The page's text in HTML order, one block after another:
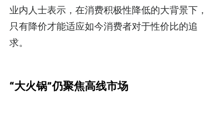
业内人士表示，在消费积极性降低的大背景下，
只有降价才能适应如今消费者对于性价比的追
求。
“大火锅”仍聚焦高线市场